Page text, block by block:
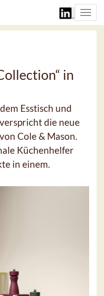
in
Esstisch und
die neue
Cole & Mason.
Küchenhelfer
in einem.